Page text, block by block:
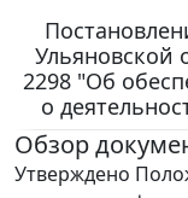
Ульяновской
2298 "Об
о
Обзор
Утверждено